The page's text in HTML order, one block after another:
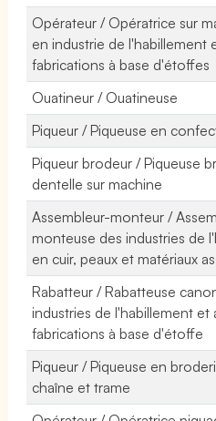
Opérateur / Opératrice sur
en industrie de l'habillement
fabrications à base d'étoffes
Ouatineur / Ouatineuse
Piqueur / Piqueuse en
Piqueur brodeur / Piqueuse
dentelle sur machine
Assembleur-monteur /
monteuse des industries de
en cuir, peaux et matériaux
Rabatteur / Rabatteuse
industries de l'habillement et
fabrications à base d'étoffe
Piqueur / Piqueuse en
chaîne et trame